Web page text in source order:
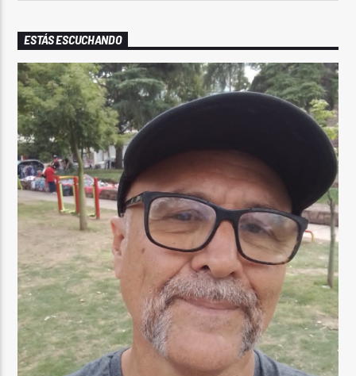
ESTÁS ESCUCHANDO